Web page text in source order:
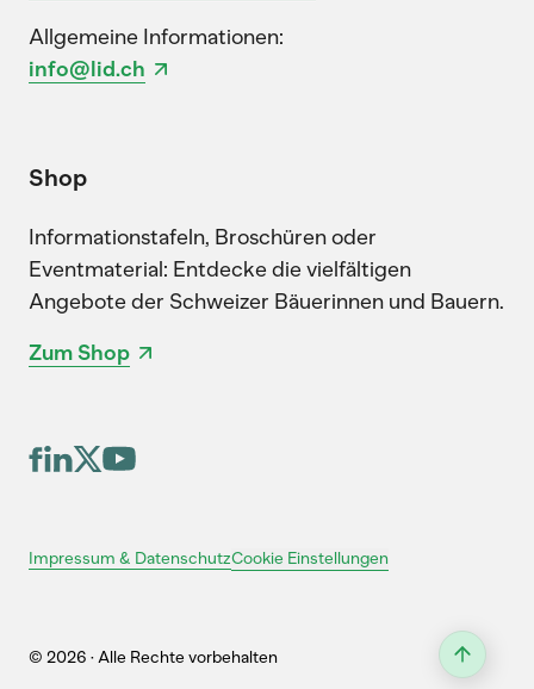
Allgemeine Informationen:
info@lid.ch
Shop
Informationstafeln, Broschüren oder
Eventmaterial: Entdecke die vielfältigen
Angebote der Schweizer Bäuerinnen und Bauern.
Zum Shop
Impressum & DatenschutzCookie Einstellungen
© 2026 · Alle Rechte vorbehalten